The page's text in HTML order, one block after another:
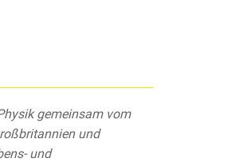
gemeinsam vom
und
und